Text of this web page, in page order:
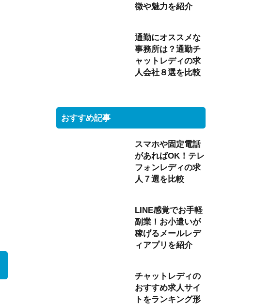
徴や魅力を紹介
通勤にオススメな
事務所は？通勤チ
ャットレディの求
人会社８選を比較
おすすめ記事
スマホや固定電話
があればOK！テレ
フォンレディの求
人７選を比較
LINE感覚でお手軽
副業！お小遣いが
稼げるメールレデ
ィアプリを紹介
チャットレディの
おすすめ求人サイ
トをランキング形